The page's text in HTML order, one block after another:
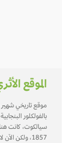
الموقع
موقع تاريخي
بالفولكلور
سيالكوت، كانت
1857، ولكن